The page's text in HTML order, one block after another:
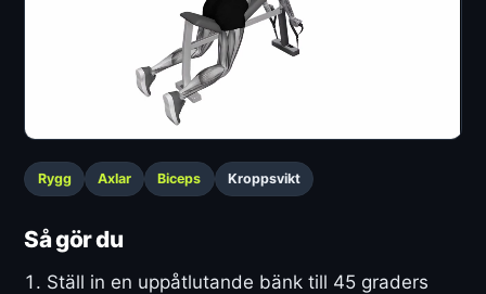
Rygg Axlar Biceps Kroppsvikt
Så gör du
Ställ in en uppåtlutande bänk till 45 graders